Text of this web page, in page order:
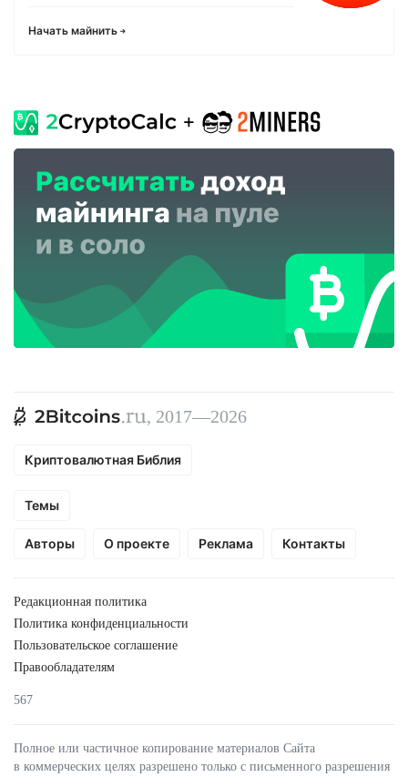
Начать майнить
, 2017—2026
Криптовалютная Библия
Темы
Авторы О проекте Реклама Контакты
Редакционная политика
Политика конфиденциальности
Пользовательское соглашение
Правообладателям
567
Полное или частичное копирование материалов Сайта
в коммерческих целях разрешено только с письменного разрешения